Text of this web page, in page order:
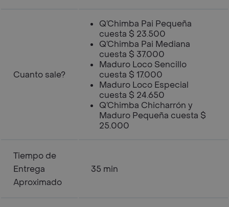
Cuanto sale?
Q’Chimba Pai Pequeña
cuesta $ 23.500
Q’Chimba Pai Mediana
cuesta $ 37.000
Maduro Loco Sencillo
cuesta $ 17.000
Maduro Loco Especial
cuesta $ 24.650
Q’Chimba Chicharrón y
Maduro Pequeña cuesta $
25.000
Tiempo de
Entrega
Aproximado
35 min